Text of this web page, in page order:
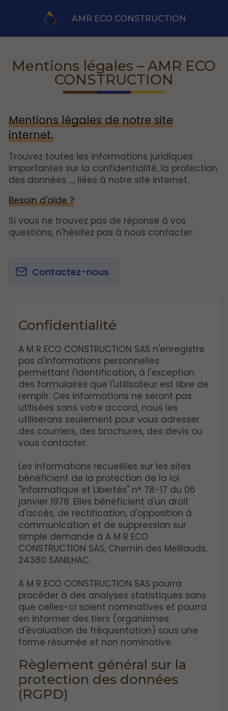
AMR ECO CONSTRUCTION
Mentions légales – AMR ECO
CONSTRUCTION
Mentions légales de notre site
internet.
Trouvez toutes les informations juridiques
importantes sur la confidentialité, la protection
des données ..., liées à notre site internet.
Besoin d'aide ?
Si vous ne trouvez pas de réponse à vos
questions, n'hésitez pas à nous contacter.
Contactez-nous
Confidentialité
A M R ECO CONSTRUCTION SAS n'enregistre
pas d'informations personnelles
permettant l'identification, à l'exception
des formulaires que l'utilisateur est libre de
remplir. Ces informations ne seront pas
utilisées sans votre accord, nous les
utiliserons seulement pour vous adresser
des courriers, des brochures, des devis ou
vous contacter.
Les informations recueillies sur les sites
bénéficient de la protection de la loi
"Informatique et Libertés" n° 78-17 du 06
janvier 1978. Elles bénéficient d'un droit
d'accès, de rectification, d'opposition à
communication et de suppression sur
simple demande à A M R ECO
CONSTRUCTION SAS, Chemin des Meillauds,
24380 SANILHAC.
A M R ECO CONSTRUCTION SAS pourra
procéder à des analyses statistiques sans
que celles-ci soient nominatives et pourra
en informer des tiers (organismes
d'évaluation de fréquentation) sous une
forme résumée et non nominative.
Règlement général sur la
protection des données
(RGPD)